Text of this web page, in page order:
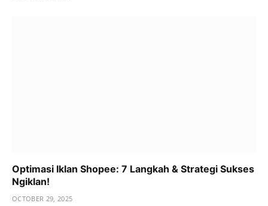
Optimasi Iklan Shopee: 7 Langkah & Strategi Sukses
Ngiklan!
OCTOBER 29, 2025